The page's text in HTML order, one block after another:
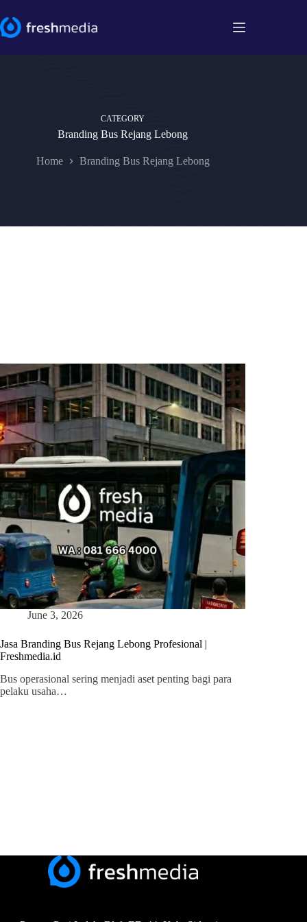
to
content
CATEGORY
Branding Bus Rejang Lebong
Home Branding Bus Rejang Lebong
June 3, 2026
Jasa Branding Bus Rejang Lebong Profesional |
Freshmedia.id
Bus operasional sering menjadi aset penting bagi para
pelaku usaha…